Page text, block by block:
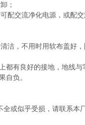
；
配交流净化电源，或配交
洁，不用时用软布盖好，
都有良好的接地，地线
自负。
或似乎受损，请联系本